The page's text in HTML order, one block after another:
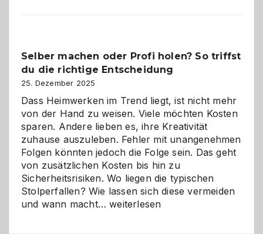
Herausforderungen
und
Zukunft
Selber machen oder Profi holen? So triffst
du die richtige Entscheidung
25. Dezember 2025
Dass Heimwerken im Trend liegt, ist nicht mehr
von der Hand zu weisen. Viele möchten Kosten
sparen. Andere lieben es, ihre Kreativität
zuhause auszuleben. Fehler mit unangenehmen
Folgen könnten jedoch die Folge sein. Das geht
von zusätzlichen Kosten bis hin zu
Sicherheitsrisiken. Wo liegen die typischen
Stolperfallen? Wie lassen sich diese vermeiden
und wann macht…Selber
weiterlesen